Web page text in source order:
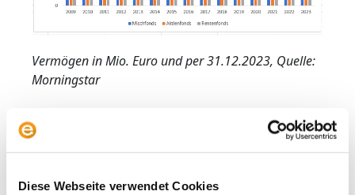
Diese Webseite verwendet Cookies
Vermögen in Mio. Euro und per 31.12.2023, Quelle:
Morningstar
Mischfonds-Performance:
absolut versus relativ